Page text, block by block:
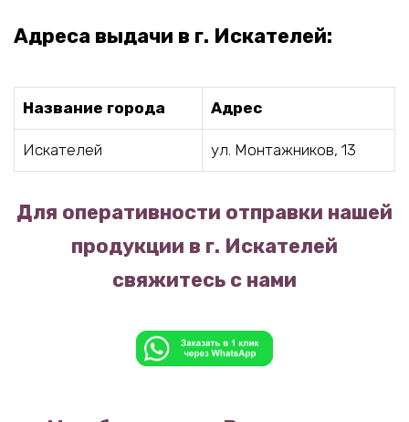
Адреса выдачи в г. Искателей:
Название города Адрес
Искателей ул. Монтажников, 13
Для оперативности отправки нашей
продукции в г. Искателей
свяжитесь с нами